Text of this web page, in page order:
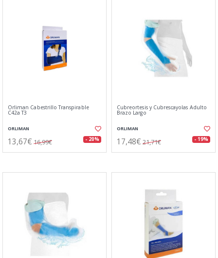
Orliman Cabestrillo Transpirable
C42a T3
ORLIMAN
13,67€ 16,99€ - 20%
Cubreortesis y Cubrescayolas Adulto
Brazo Largo
ORLIMAN
17,48€ 21,71€ - 19%